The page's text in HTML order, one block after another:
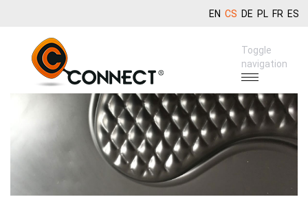
EN CS DE PL FR ES
Toggle
navigation